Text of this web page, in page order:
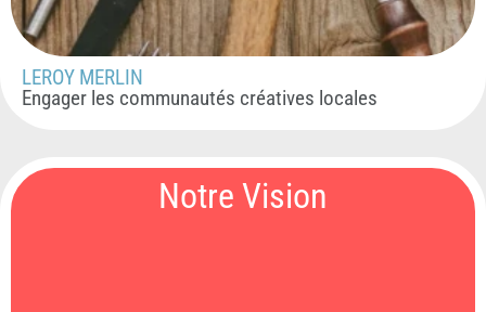
LEROY MERLIN
Engager les communautés créatives locales
Notre Vision